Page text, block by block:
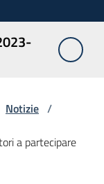
Notizie /
a partecipare